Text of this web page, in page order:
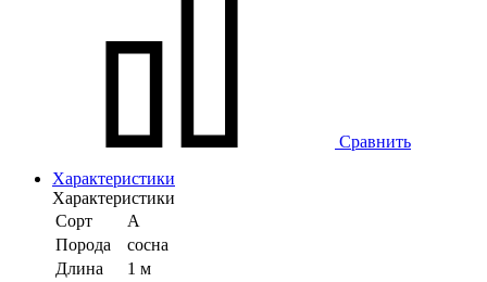
Сравнить
Характеристики
Характеристики
Сорт
А
Порода
сосна
Длина
1 м